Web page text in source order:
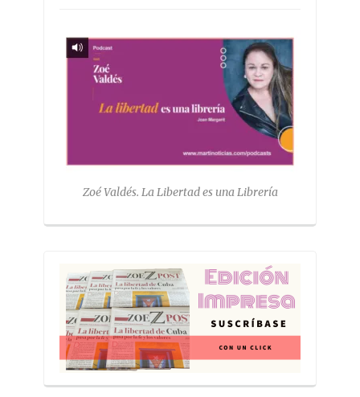
Zoé Valdés. La Libertad es una Librería